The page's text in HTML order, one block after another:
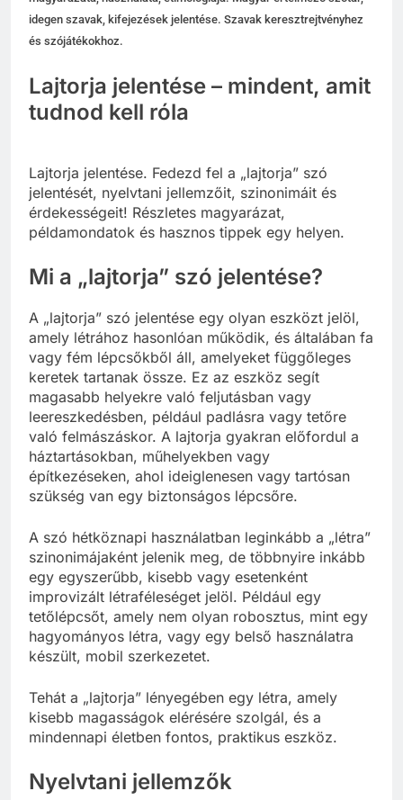
idegen szavak, kifejezések jelentése. Szavak keresztrejtvényhez
és szójátékokhoz.
Lajtorja jelentése – mindent, amit
tudnod kell róla
Lajtorja jelentése. Fedezd fel a „lajtorja” szó
jelentését, nyelvtani jellemzőit, szinonimáit és
érdekességeit! Részletes magyarázat,
példamondatok és hasznos tippek egy helyen.
Mi a „lajtorja” szó jelentése?
A „lajtorja” szó jelentése egy olyan eszközt jelöl,
amely létrához hasonlóan működik, és általában fa
vagy fém lépcsőkből áll, amelyeket függőleges
keretek tartanak össze. Ez az eszköz segít
magasabb helyekre való feljutásban vagy
leereszkedésben, például padlásra vagy tetőre
való felmászáskor. A lajtorja gyakran előfordul a
háztartásokban, műhelyekben vagy
építkezéseken, ahol ideiglenesen vagy tartósan
szükség van egy biztonságos lépcsőre.
A szó hétköznapi használatban leginkább a „létra”
szinonimájaként jelenik meg, de többnyire inkább
egy egyszerűbb, kisebb vagy esetenként
improvizált létraféleséget jelöl. Például egy
tetőlépcsőt, amely nem olyan robosztus, mint egy
hagyományos létra, vagy egy belső használatra
készült, mobil szerkezetet.
Tehát a „lajtorja” lényegében egy létra, amely
kisebb magasságok elérésére szolgál, és a
mindennapi életben fontos, praktikus eszköz.
Nyelvtani jellemzők